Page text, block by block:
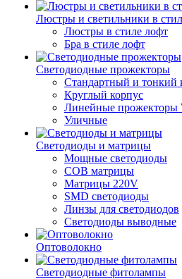
Люстры и светильники в
Люстры в стиле лофт
Бра в стиле лофт
Светодиодные прожекторы
Стандартный и тонкий
Круглый корпус
Линейные прожекторы
Уличные
Светодиоды и матрицы
Мощные светодиоды
COB матрицы
Матрицы 220V
SMD светодиоды
Линзы для светодиодов
Светодиоды выводные
Оптоволокно
Светодиодные фитолампы